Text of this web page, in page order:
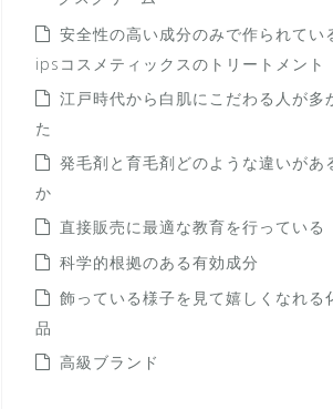
安全性の高い成分のみで作られてい
ipsコスメティックスのトリートメント
江戸時代から白肌にこだわる人が多
た
発毛剤と育毛剤どのような違いがあ
か
直接販売に最適な教育を行っている
科学的根拠のある有効成分
飾っている様子を見て嬉しくなれる
品
高級ブランド